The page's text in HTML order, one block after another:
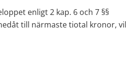
enligt 2 kap. 6 och 7 §§
till närmaste tiotal kronor,